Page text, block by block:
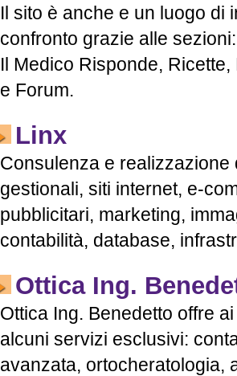
Il sito è anche e un luogo di
confronto grazie alle
Il Medico Risponde,
e Forum.
Linx
Consulenza e realizzazione
gestionali, siti internet, e-
pubblicitari, marketing,
contabilità, database,
Ottica Ing.
Ottica Ing. Benedetto offre
alcuni servizi esclusivi:
avanzata, ortocheratologia,